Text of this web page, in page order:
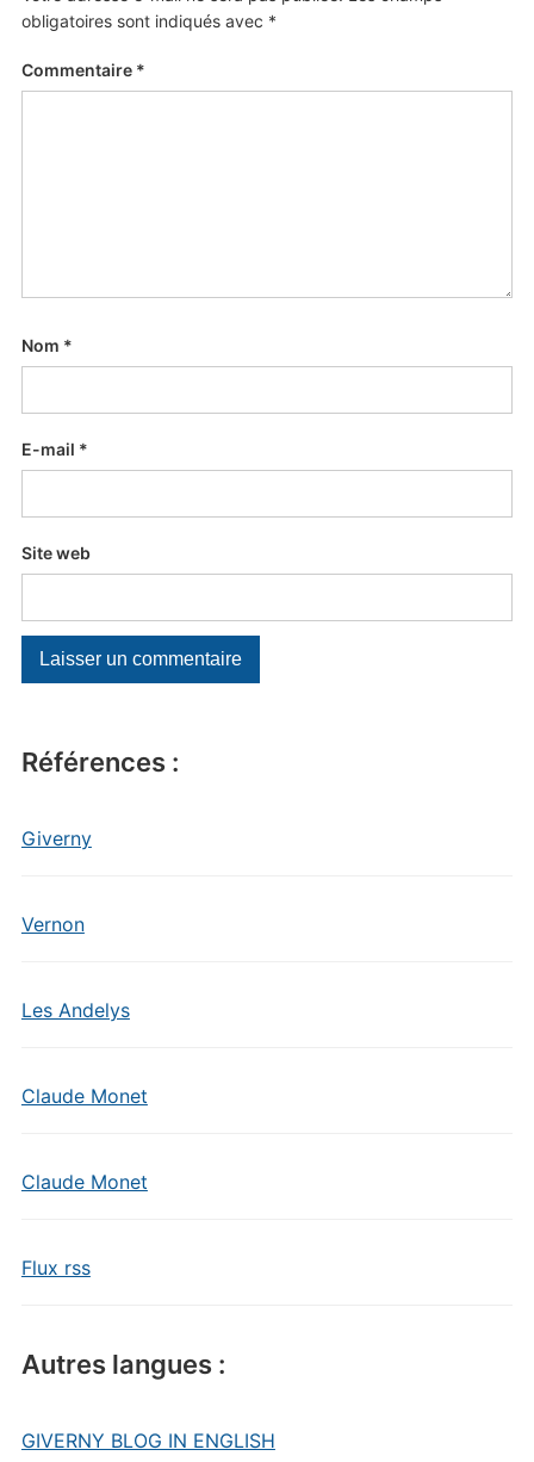
Références :
Giverny
Vernon
Les Andelys
Claude Monet
Claude Monet
Flux rss
Autres langues :
GIVERNY BLOG IN ENGLISH
obligatoires sont indiqués avec *
Commentaire *
Nom *
E-mail *
Site web